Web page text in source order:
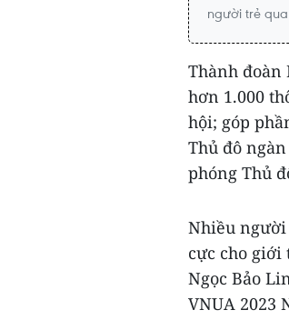
người trẻ
Thành
hơn 1.000
hội; góp
Thủ đô
phóng Thủ
Nhiều
cực cho giới
Ngọc Bảo
VNUA 2023